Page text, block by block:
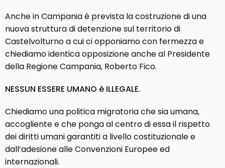
Anche in Campania è prevista la costruzione di una
nuova struttura di detenzione sul territorio di
Castelvolturno a cui ci opponiamo con fermezza e
chiediamo identica opposizione anche al Presidente
della Regione Campania, Roberto Fico.
NESSUN ESSERE UMANO è ILLEGALE.
Chiediamo una politica migratoria che sia umana,
accogliente e che ponga al centro di essa il rispetto
dei diritti umani garantiti a livello costituzionale e
dall’adesione alle Convenzioni Europee ed
internazionali.